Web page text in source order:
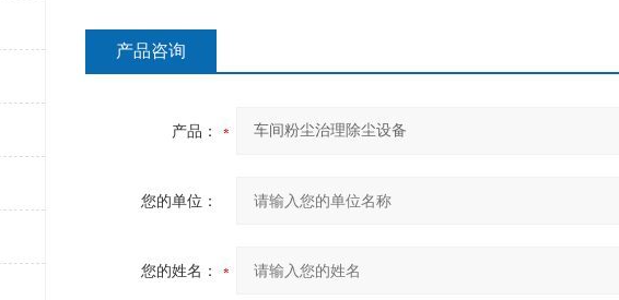
产品咨询
产品：
您的单位：
您的姓名：